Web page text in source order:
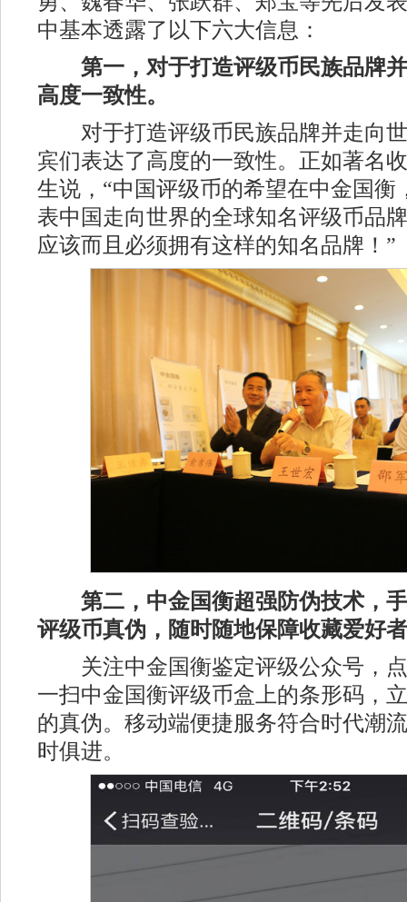
中基本透露了以下六大信息：
第一，对于打造评级币民族品牌
高度一致性。
对于打造评级币民族品牌并走向世
宾们表达了高度的一致性。正如著名
生说，“中国评级币的希望在中金国衡
表中国走向世界的全球知名评级币品
应该而且必须拥有这样的知名品牌！”
第二，中金国衡超强防伪技术，
评级币真伪，随时随地保障收藏爱好
关注中金国衡鉴定评级公众号，点
一扫中金国衡评级币盒上的条形码，
的真伪。移动端便捷服务符合时代潮
时俱进。